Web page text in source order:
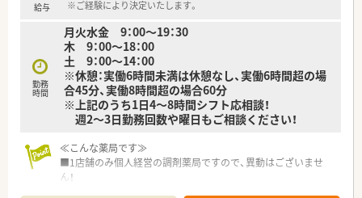
給与 ※ご経験により決定いたします。
勤務
時間
月火水金 9：00～19：30
木 9：00～18：00
土 9：00～14：00
※休憩：実働6時間未満は休憩なし、実働6時間超の場
合45分、実働8時間超の場合60分
※上記のうち1日4～8時間シフト応相談！
週2～3日勤務回数や曜日もご相談ください！
≪こんな薬局です≫
■1店舗のみ個人経営の調剤薬局ですので、異動はございませ
ん！